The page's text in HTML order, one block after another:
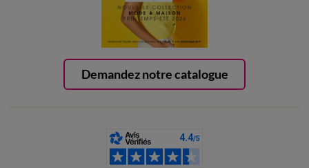
Demandez notre catalogue